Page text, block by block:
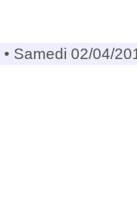
• Samedi 02/04/